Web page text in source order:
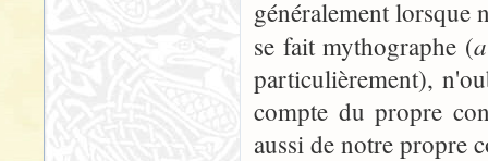
généralement lorsque
se fait mythographe (
particulièrement),
compte du propre
aussi de notre propre